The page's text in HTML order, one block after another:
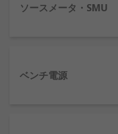
器に役立ちます。
ります。可変電源は出
か、一定の電圧、抵抗
ソースメータ・SMU
ベンチ電源